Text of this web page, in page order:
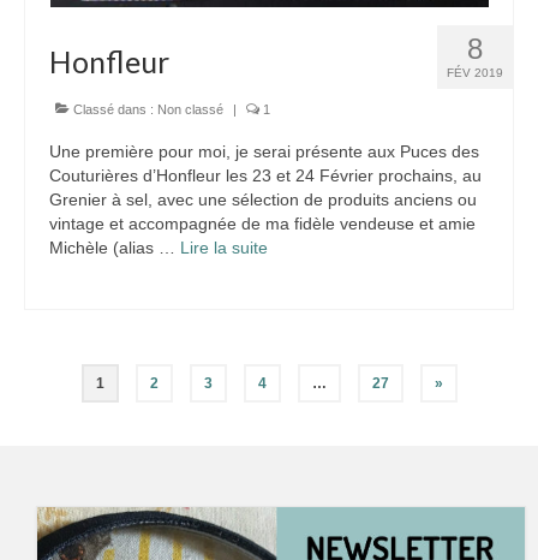
8
FÉV 2019
Honfleur
Classé dans : Non classé | 1
Une première pour moi, je serai présente aux Puces des
Couturières d’Honfleur les 23 et 24 Février prochains, au
Grenier à sel, avec une sélection de produits anciens ou
vintage et accompagnée de ma fidèle vendeuse et amie
Michèle (alias … Lire la suite­­
Pagination
1 2 3 4 … 27 »